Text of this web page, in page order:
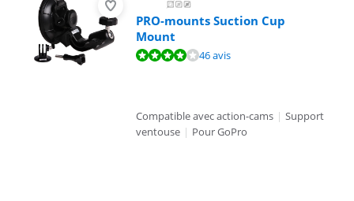
PRO-mounts Suction Cup
Mount
La note est de 8,3 sur 10, basée sur 46 avis.46 avis
Compatible avec action-cams | Support
ventouse | Pour GoPro